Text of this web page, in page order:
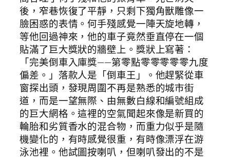
後，窄巷恢復了平靜，只剩下獨角獸雕像一
臉困惑的表情。何手殘感覺一陣天旋地轉，
等他回過神來，他的車子竟然垂直停在一個
貼滿了巨大獎狀的牆壁上。獎狀上寫著：
「完美倒車入庫獎——第零點零零零零零九度
偏差。」落款人是「倒車王」。他趕緊從車
窗探出頭，發現周圍不再是熟悉的城市街
道，而是一望無際、由無數白線和編號組成
的巨大網格。這裡的空氣聞起來像是新買的
輪胎和劣質香水的混合物，而重力似乎是隨
機變化的，有時感覺很重，有時像漂浮在游
泳池裡。他試圖按喇叭，但喇叭發出的不是